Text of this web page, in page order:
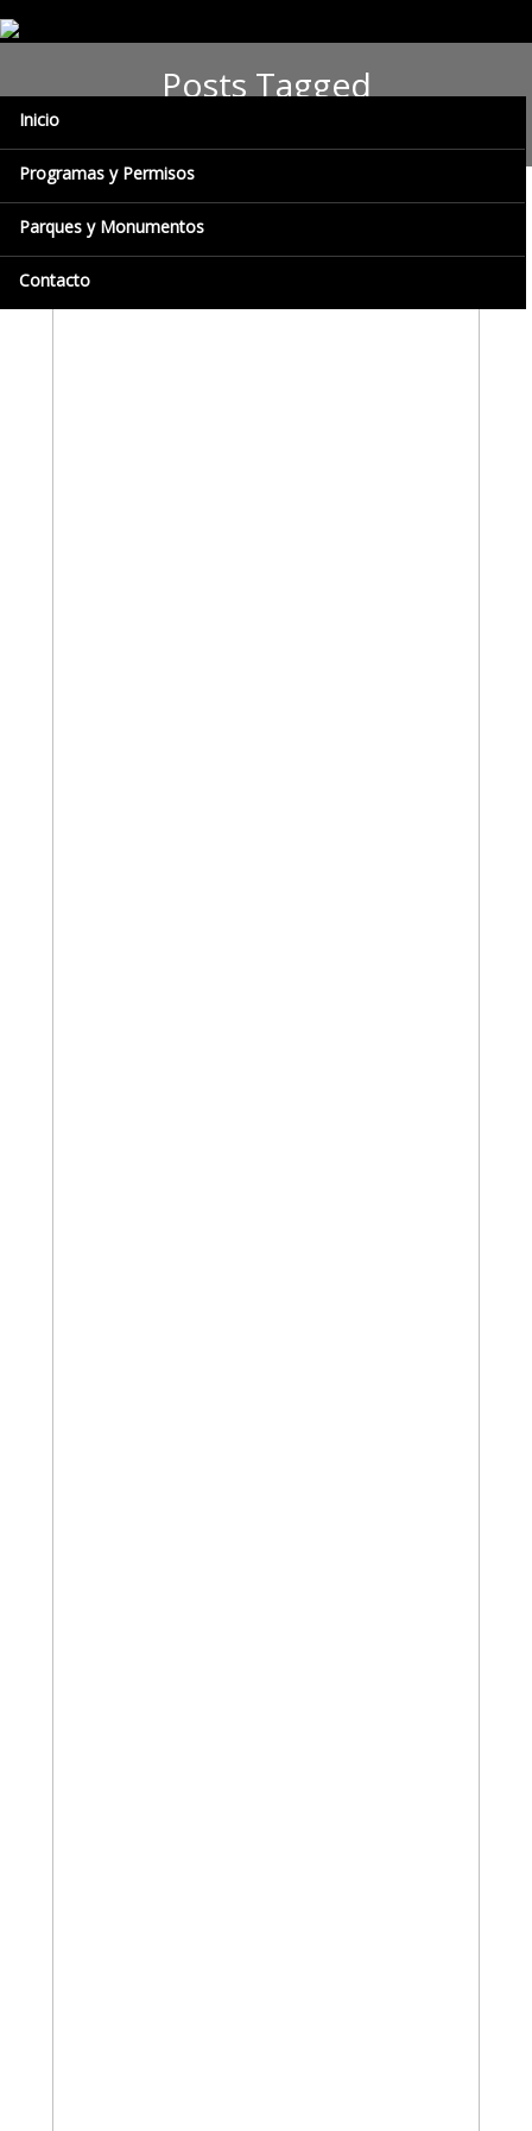
Inicio
Programas y Permisos
Parques y Monumentos
Contacto
Posts Tagged